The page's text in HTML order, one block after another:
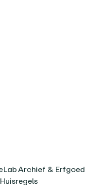
Archief & Erfgoed
Huisregels